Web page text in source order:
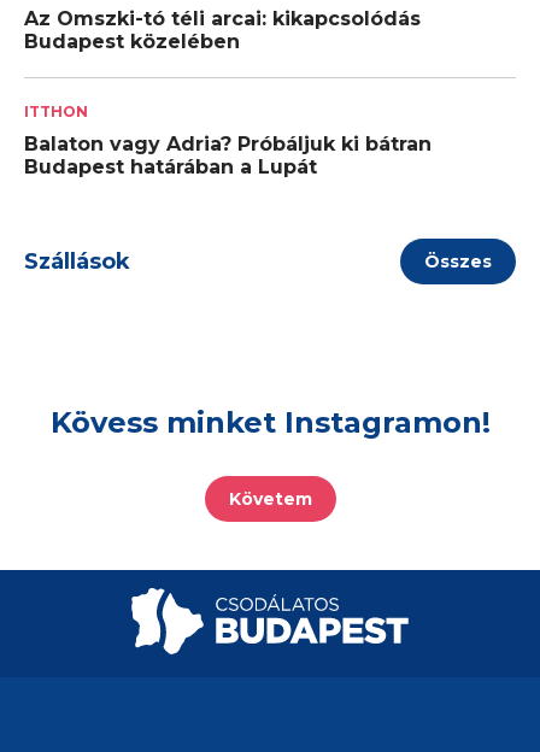
Az Omszki-tó téli arcai: kikapcsolódás
Budapest közelében
ITTHON
Balaton vagy Adria? Próbáljuk ki bátran
Budapest határában a Lupát
Szállások Összes
Kövess minket Instagramon!
Követem